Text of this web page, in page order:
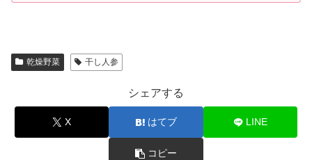
乾燥野菜 干し人参
シェアする
X はてブ LINE
コピー